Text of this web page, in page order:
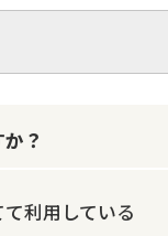
レスポンスが早い
？
利用している